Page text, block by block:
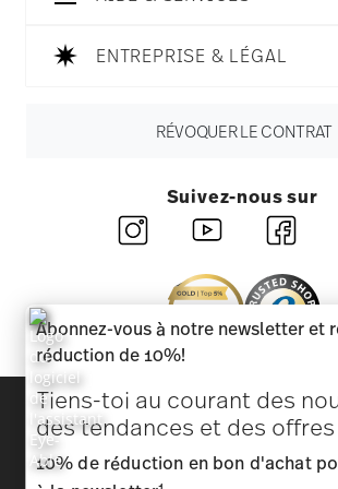
ENTREPRISE & LÉGAL
RÉVOQUER LE CONTRAT
Suivez-nous sur
Découvrez toutes nos
Beauté et fonctionnalité pour votre
Homepage CGV
Abonnez-vous à notre newsletter et
réduction de 10%!
Tiens-toi au courant des
des tendances et des
10% de réduction en bon d'achat